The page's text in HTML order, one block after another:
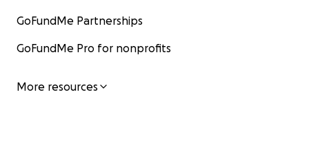
GoFundMe Partnerships
GoFundMe Pro for nonprofits
More resources